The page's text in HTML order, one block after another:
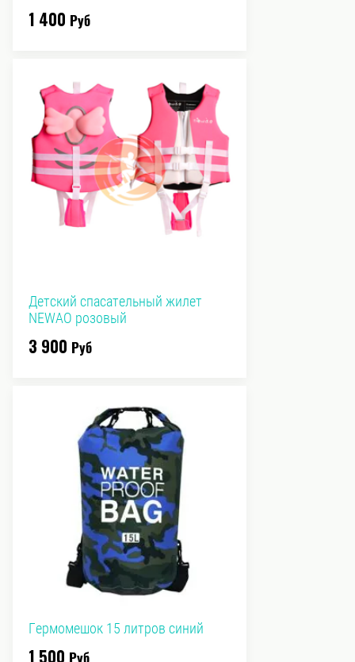
1 400 Руб
Детский спасательный жилет
NEWAO розовый
3 900 Руб
Гермомешок 15 литров синий
1 500 Руб